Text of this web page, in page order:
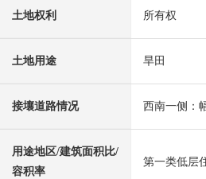
土地权利 所有权
土地用途 旱田
接壤道路情况 西南一侧：
用途地区/建筑面积比/
容积率
第一类低层